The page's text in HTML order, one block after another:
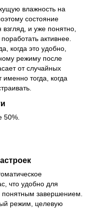
влажность на
состояние
и уже понятно,
активнее.
когда это удобно,
режиму после
от случайных
тогда, когда
50%.
что удобно для
понятным завершением.
режим, целевую